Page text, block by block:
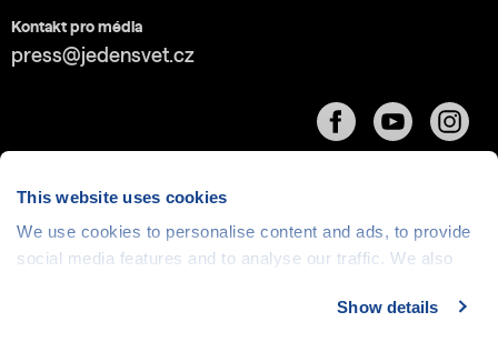
This website uses cookies
We use cookies to personalise content and ads, to provide
social media features and to analyse our traffic. We also
media, advertising and analytics partners who may
Show details
Kontakt pro média
press@jedensvet.cz
Cookies| © 1999-2026 Člověk v tísni o.p.s., web běží